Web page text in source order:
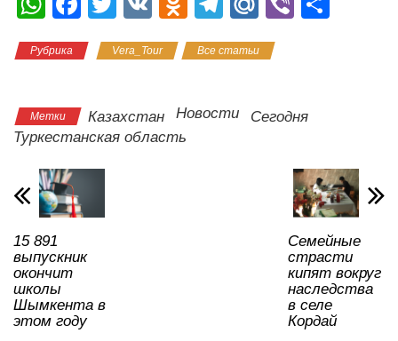
at
A
p
p
c
b
o
o
k
tt
n
kl
e
a
.R
ть
Рубрика Vera_Tour Все статьи
Метки Казахстан Новости
Сегодня
Туркестанская область
15 891
выпускник
окончит
школы
Шымкента в
этом году
Семейные
страсти
кипят вокруг
наследства
в селе
Кордай